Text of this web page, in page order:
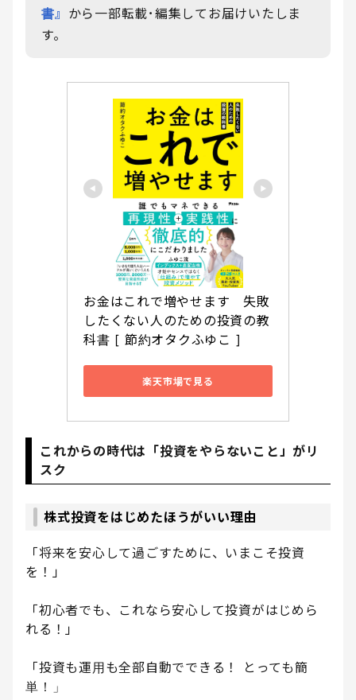
書』 から一部転載･編集してお届けいたしま
す。
お金はこれで増やせます　失敗
したくない人のための投資の教
科書 [ 節約オタクふゆこ ]
楽天市場で見る
これからの時代は「投資をやらないこと」がリ
スク
株式投資をはじめたほうがいい理由
「将来を安心して過ごすために、いまこそ投資
を！」
「初心者でも、これなら安心して投資がはじめら
れる！」
「投資も運用も全部自動でできる！ とっても簡
単！」